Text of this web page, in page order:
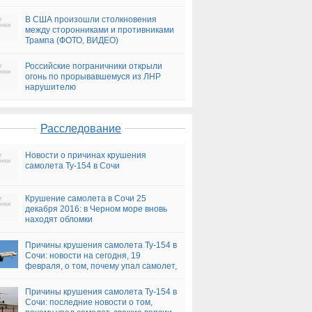
В США произошли столкновения
между сторонниками и противниками
Трампа (ФОТО, ВИДЕО)
Российские пограничники открыли
огонь по прорывавшемуся из ЛНР
нарушителю
Расследование
Новости о причинах крушения
самолета Ту-154 в Сочи
Крушение самолета в Сочи 25
декабря 2016: в Черном море вновь
находят обломки
Причины крушения самолета Ту-154 в
Сочи: новости на сегодня, 19
февраля, о том, почему упал самолет,
Причины крушения самолета Ту-154 в
Сочи: последние новости о том,